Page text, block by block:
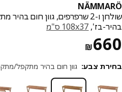
בז',‎108x37 ס"מ‏
₪מחיר ₪ 660
צבע: גוון חום בהיר מתקפל/מתקפל Kuddarna אפור בהיר-בז'